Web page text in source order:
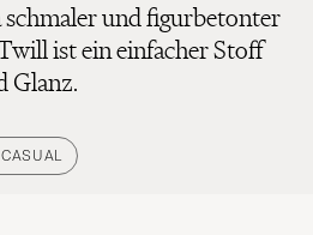
und figurbetonter
ist ein einfacher Stoff
Glanz.